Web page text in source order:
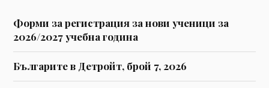
Форми за регистрaция за нови ученици за
2026/2027 учебна година
Българите в Детройт, брой 7, 2026